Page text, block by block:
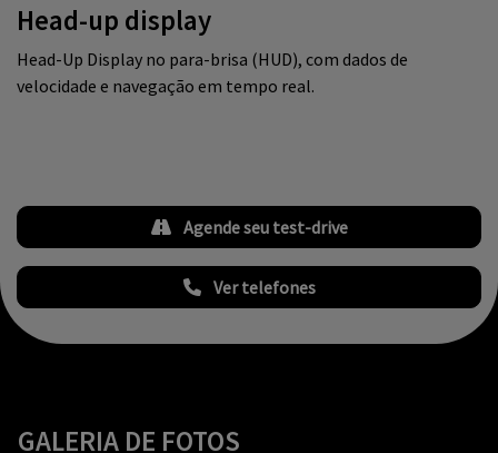
Head-up display
Head-Up Display no para-brisa (HUD), com dados de
velocidade e navegação em tempo real.
Ver telefones
Agende seu test-drive
GALERIA DE FOTOS